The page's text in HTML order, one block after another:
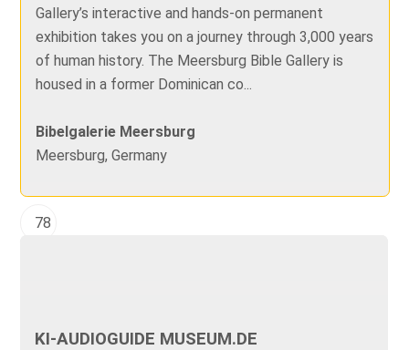
Gallery’s interactive and hands-on permanent
exhibition takes you on a journey through 3,000 years
of human history. The Meersburg Bible Gallery is
housed in a former Dominican co...
Bibelgalerie Meersburg
Meersburg, Germany
78
KI-AUDIOGUIDE MUSEUM.DE